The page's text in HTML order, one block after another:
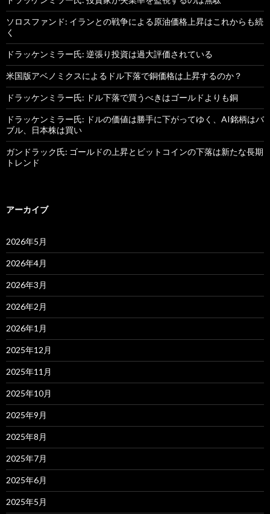
ソロスファンド: イランとの戦争による原油価格上昇はこれからも続
く
ドラッケンミラー氏: 逆張り投資は過大評価されている
米国版アベノミクスによるドル下落で銅価格は上昇するのか？
ドラッケンミラー氏: ドル下落で買うべきはゴールドよりも銅
ドラッケンミラー氏: ドルの価値は勝手に下がってゆく、AI銘柄はバ
ブル、日本株は買い
ガンドラック氏: ゴールドの上昇とビットコインの下落は新たな長期
トレンド
アーカイブ
2026年5月
2026年4月
2026年3月
2026年2月
2026年1月
2025年12月
2025年11月
2025年10月
2025年9月
2025年8月
2025年7月
2025年6月
2025年5月